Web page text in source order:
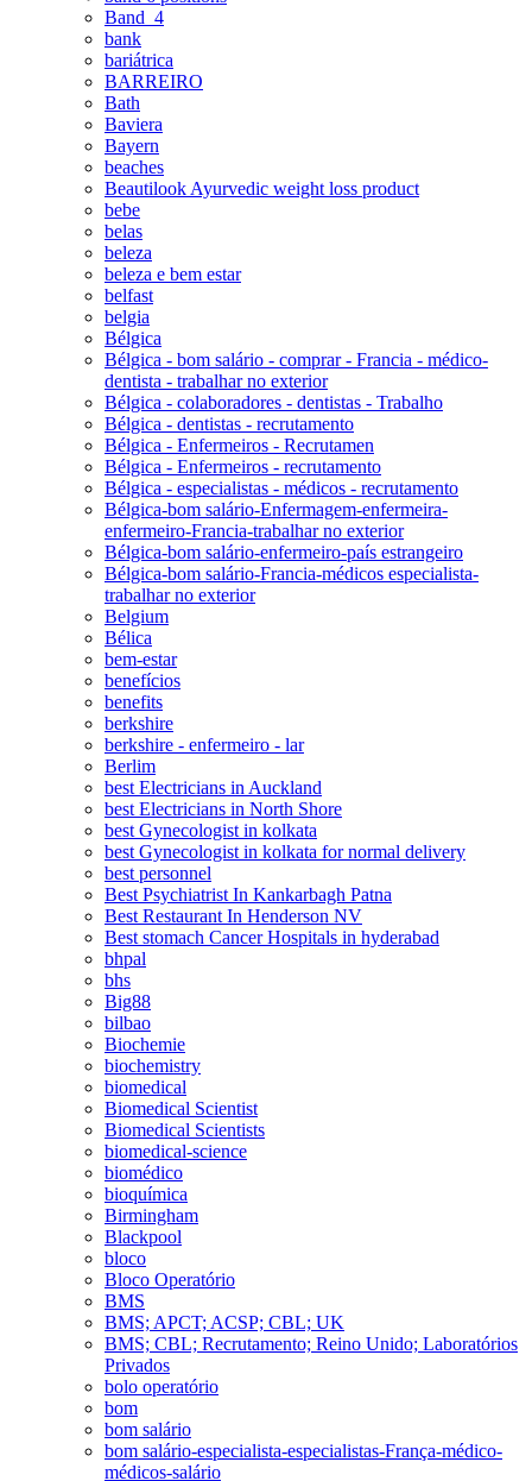
Band_4
bank
bariátrica
BARREIRO
Bath
Baviera
Bayern
beaches
Beautilook Ayurvedic weight loss product
bebe
belas
beleza
beleza e bem estar
belfast
belgia
Bélgica
Bélgica - bom salário - comprar - Francia - médico-
dentista - trabalhar no exterior
Bélgica - colaboradores - dentistas - Trabalho
Bélgica - dentistas - recrutamento
Bélgica - Enfermeiros - Recrutamen
Bélgica - Enfermeiros - recrutamento
Bélgica - especialistas - médicos - recrutamento
Bélgica-bom salário-Enfermagem-enfermeira-
enfermeiro-Francia-trabalhar no exterior
Bélgica-bom salário-enfermeiro-país estrangeiro
Bélgica-bom salário-Francia-médicos especialista-
trabalhar no exterior
Belgium
Bélica
bem-estar
benefícios
benefits
berkshire
berkshire - enfermeiro - lar
Berlim
best Electricians in Auckland
best Electricians in North Shore
best Gynecologist in kolkata
best Gynecologist in kolkata for normal delivery
best personnel
Best Psychiatrist In Kankarbagh Patna
Best Restaurant In Henderson NV
Best stomach Cancer Hospitals in hyderabad
bhpal
bhs
Big88
bilbao
Biochemie
biochemistry
biomedical
Biomedical Scientist
Biomedical Scientists
biomedical-science
biomédico
bioquímica
Birmingham
Blackpool
bloco
Bloco Operatório
BMS
BMS; APCT; ACSP; CBL; UK
BMS; CBL; Recrutamento; Reino Unido; Laboratórios
Privados
bolo operatório
bom
bom salário
bom salário-especialista-especialistas-França-médico-
médicos-salário